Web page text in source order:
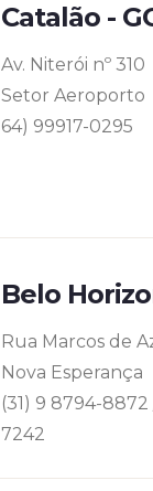
Catalão -
Av. Niterói nº 310
Setor Aeroporto
64) 99917-0295
Belo
Rua Marcos de
Nova Esperança
(31) 9 8794-8872
7242